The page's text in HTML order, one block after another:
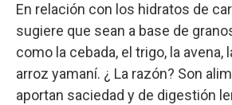
En relación con los hidratos de
sugiere que sean a base de
como la cebada, el trigo, la avena,
arroz yamaní. ¿ La razón? Son
aportan saciedad y de digestión